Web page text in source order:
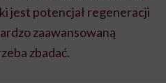
jest potencjał regeneracji
zaawansowaną
zbadać.